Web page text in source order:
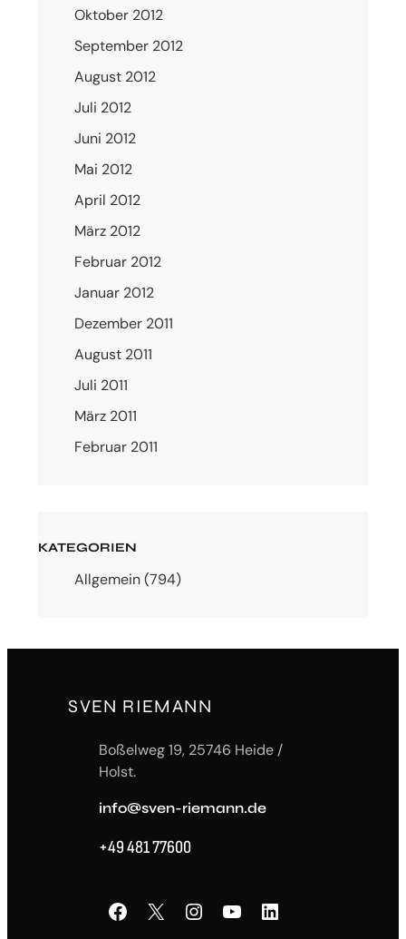
Oktober 2012
September 2012
August 2012
Juli 2012
Juni 2012
Mai 2012
April 2012
März 2012
Februar 2012
Januar 2012
Dezember 2011
August 2011
Juli 2011
März 2011
Februar 2011
KATEGORIEN
Allgemein(794)
SVEN RIEMANN
Boßelweg 19, 25746 Heide /
Holst.
info@sven-riemann.de
+49 481 77600
Facebook X Instagram YouTube LinkedIn